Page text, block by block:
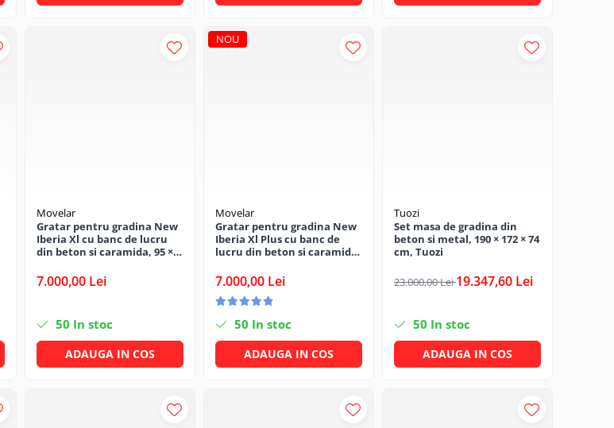
Movelar
Gratar pentru gradina New
Iberia Xl cu banc de lucru
din beton si caramida, 95 ×
7.000,00 Lei
50 In stoc
ADAUGA IN COS
NOU
Movelar
Gratar pentru gradina New
Iberia Xl Plus cu banc de
lucru din beton si caramida,
7.000,00 Lei
50 In stoc
ADAUGA IN COS
Tuozi
Set masa de gradina din
beton si metal, 190 × 172 × 74
cm, Tuozi
23.000,00 Lei19.347,60 Lei
50 In stoc
ADAUGA IN COS